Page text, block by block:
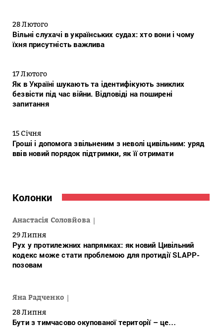
28 Лютого
Вільні слухачі в українських судах: хто вони і чому
їхня присутність важлива
17 Лютого
Як в Україні шукають та ідентифікують зниклих
безвісти під час війни. Відповіді на поширені
запитання
15 Січня
Гроші і допомога звільненим з неволі цивільним: уряд
ввів новий порядок підтримки, як її отримати
Колонки
Анастасія Соловйова
29 Липня
Рух у протилежних напрямках: як новий Цивільний
кодекс може стати проблемою для протидії SLAPP-
позовам
Яна Радченко
28 Липня
Бути з тимчасово окупованої території – це…